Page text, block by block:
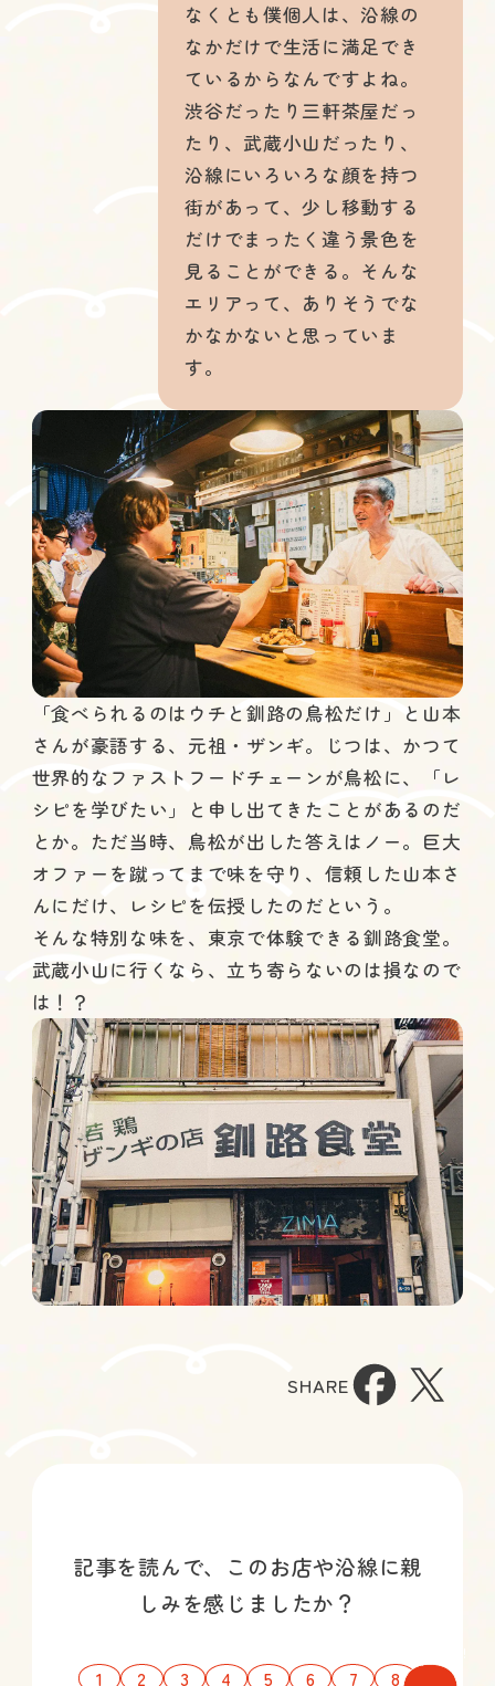
なくとも僕個人は、沿線の
なかだけで生活に満足でき
ているからなんですよね。
渋谷だったり三軒茶屋だっ
たり、武蔵小山だったり、
沿線にいろいろな顔を持つ
街があって、少し移動する
だけでまったく違う景色を
見ることができる。そんな
エリアって、ありそうでな
かなかないと思っていま
す。
「食べられるのはウチと釧路の鳥松だけ」と山本
さんが豪語する、元祖・ザンギ。じつは、かつて
世界的なファストフードチェーンが鳥松に、「レ
シピを学びたい」と申し出てきたことがあるのだ
とか。ただ当時、鳥松が出した答えはノー。巨大
オファーを蹴ってまで味を守り、信頼した山本さ
んにだけ、レシピを伝授したのだという。
そんな特別な味を、東京で体験できる釧路食堂。
武蔵小山に行くなら、立ち寄らないのは損なので
は！？
SHARE
記事を読んで、このお店や沿線に親
しみを感じましたか？
1 2 3 4 5 6 7 8